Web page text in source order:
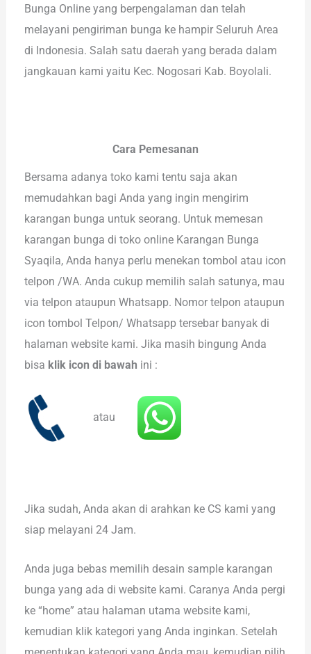
Bunga Online yang berpengalaman dan telah
melayani pengiriman bunga ke hampir Seluruh Area
di Indonesia. Salah satu daerah yang berada dalam
jangkauan kami yaitu Kec. Nogosari Kab. Boyolali.
Cara Pemesanan
Bersama adanya toko kami tentu saja akan
memudahkan bagi Anda yang ingin mengirim
karangan bunga untuk seorang. Untuk memesan
karangan bunga di toko online Karangan Bunga
Syaqila, Anda hanya perlu menekan tombol atau icon
telpon /WA. Anda cukup memilih salah satunya, mau
via telpon ataupun Whatsapp. Nomor telpon ataupun
icon tombol Telpon/ Whatsapp tersebar banyak di
halaman website kami. Jika masih bingung Anda
bisa klik icon di bawah ini :
atau
Jika sudah, Anda akan di arahkan ke CS kami yang
siap melayani 24 Jam.
Anda juga bebas memilih desain sample karangan
bunga yang ada di website kami. Caranya Anda pergi
ke “home” atau halaman utama website kami,
kemudian klik kategori yang Anda inginkan. Setelah